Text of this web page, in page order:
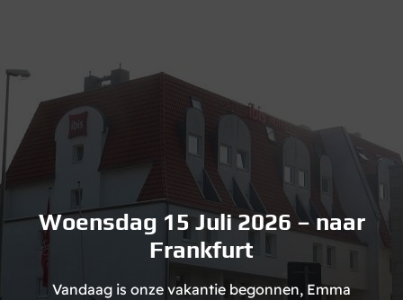
Woensdag 15 Juli 2026 – naar
Frankfurt
Vandaag is onze vakantie begonnen, Emma